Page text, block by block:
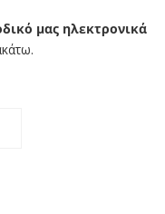
μας ηλεκτρονικά